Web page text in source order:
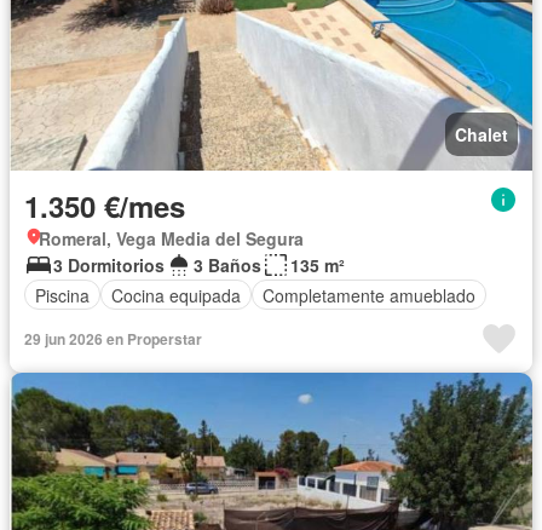
Chalet
1.350 €/mes
Romeral, Vega Media del Segura
3 Dormitorios
3 Baños
135 m²
Piscina
Cocina equipada Completamente amueblado
29 jun 2026 en Properstar